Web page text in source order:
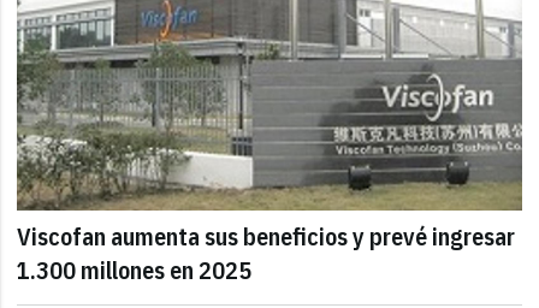
Viscofan aumenta sus beneficios y prevé ingresar
1.300 millones en 2025